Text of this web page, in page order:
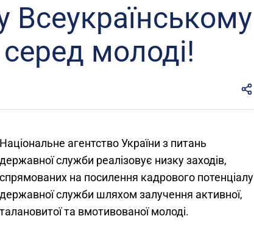
Всеукраїнському
молоді!
Національне агентство України з питань
державної служби реалізовує низку заходів,
спрямованих на посилення кадрового потенціалу
державної служби шляхом залучення активної,
талановитої та вмотивованої молоді.